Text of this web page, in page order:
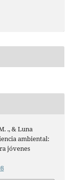
., & Luna
ambiental:
jóvenes